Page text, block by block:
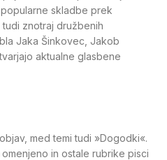
skladbe prek
znotraj družbenih
Jaka Šinkovec, Jakob
aktualne glasbene
med temi tudi »Dogodki«.
in ostale rubrike pisci